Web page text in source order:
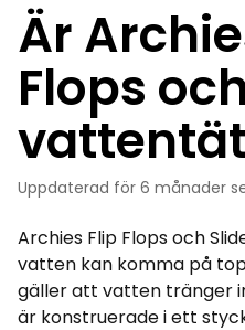
Är
Flops
Uppdaterad för 6 månader
Archies Flip Flops och
vatten kan komma på
gäller att vatten tränger
är konstruerade i ett